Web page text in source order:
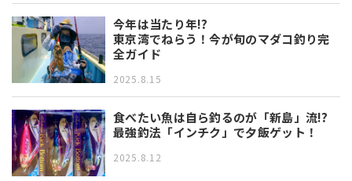
今年は当たり年!?
東京湾でねらう！今が旬のマダコ釣り完
全ガイド
2025.8.15
食べたい魚は自ら釣るのが「新島」流!?
最強釣法「インチク」で夕飯ゲット！
2025.8.12